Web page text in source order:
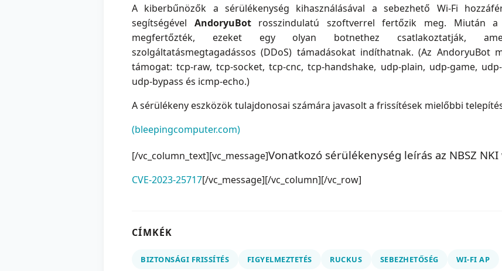
A kiberbűnözők a sérülékenység kihasználásával a sebezhető Wi-Fi
segítségével AndoryuBotrosszindulatú szoftverrel fertőzik meg. Miután a
megfertőzték, ezeket egy olyan botnethez csatlakoztatják,
szolgáltatásmegtagadássos (DDoS) támadásokat indíthatnak. (Az AndoryuBot
támogat: tcp-raw, tcp-socket, tcp-cnc, tcp-handshake, udp-plain, udp-game,
udp-bypass és icmp-echo.)
A sérülékeny eszközök tulajdonosai számára javasolt a frissítések mielőbbi
(bleepingcomputer.com)
[/vc_column_text][vc_message]Vonatkozó sérülékenység leírás az NBSZ
CVE-2023-25717[/vc_message][/vc_column][/vc_row]
CÍMKÉK
BIZTONSÁGI FRISSÍTÉS FIGYELMEZTETÉS RUCKUS SEBEZHETŐSÉG WI-FI AP